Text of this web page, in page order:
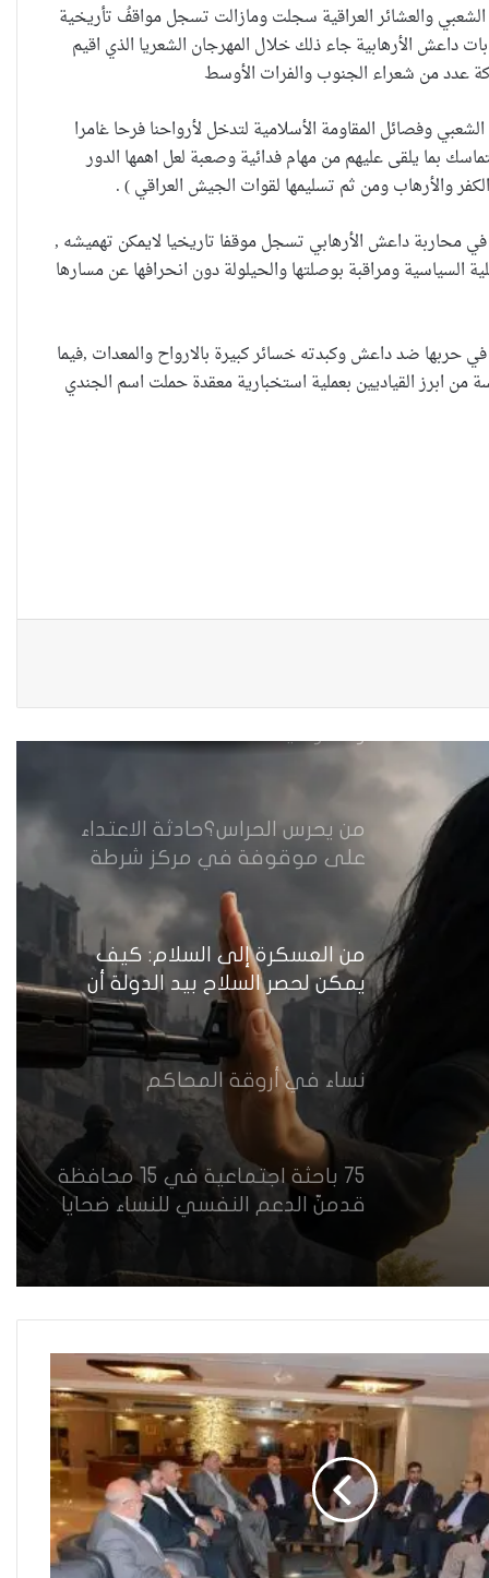
والعشائر العراقية سجلت ومازالت تسجل مواقفُ تأريخية
الأرهابية جاء ذلك خلال المهرجان الشعريا الذي اقيم
عدد من شعراء الجنوب والفرات الأوسط
وفصائل المقاومة الأسلامية لتدخل لأرواحنا فرحا غامرا
بما يلقى عليهم من مهام فدائية وصعبة لعل اهمها الدور
والأرهاب ومن ثم تسليمها لقوات الجيش العراقي ) .
في محاربة داعش الأرهابي تسجل موقفا تاريخيا لايمكن تهميشه ,
السياسية ومراقبة بوصلتها والحيلولة دون انحرافها عن مسارها
حربها ضد داعش وكبدته خسائر كبيرة بالارواح والمعدات ,فيما
بينهم خمسة من ابرز القياديين بعملية استخبارية معقدة حملت اسم الجندي
العراقية تكسر القيد نحو فضاء
الحرية
الحكومية وفتحت مطعم ؟
مقاهي النساء في العراق استراحة
من يحرس الحراس؟حادثة الاعتداء
على موقوفة في مركز شرطة
النهضة تضع وزارة الداخلية العراقية
أمام اختبار حماية النساء واستعادة
الثقة
من العسكرة إلى السلام: كيف
يمكن لحصر السلاح بيد الدولة أن
يعزز تنفيذ القرار 1325 في العراق؟
نساء في أروقة المحاكم
75 باحثة اجتماعية في 15 محافظة
قدمنّ الدعم النفسي للنساء ضحايا
العنف في العراق
العراقية تكسر القيد نحو فضاء
الحرية
“كون آي” لماذا تركت وظيفتها